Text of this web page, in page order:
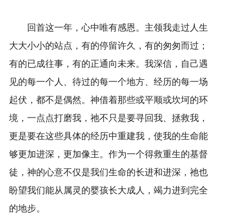
回首这一年，心中唯有感恩。主领我走过人生
大大小小的站点，有的停留许久，有的匆匆而过；
有的已成往事，有的正通向未来。我深信，自己遇
见的每一个人、待过的每一个地方、经历的每一场
起伏，都不是偶然。神借着那些或平顺或坎坷的环
境，一点点打磨我，祂不只是要寻回我、拯救我，
更是要在这些具体的经历中重建我，使我的生命能
够更加进深，更加像主。作为一个得救重生的基督
徒，神的心意不仅是我们生命的长进和进深，祂也
盼望我们能从属灵的婴孩长大成人，竭力进到完全
的地步。